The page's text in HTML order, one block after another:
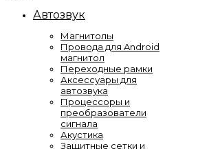
Автозвук
Магнитолы
Провода для Android
магнитол
Переходные рамки
Аксессуары для
автозвука
Процессоры и
преобразователи
сигнала
Акустика
Защитные сетки и